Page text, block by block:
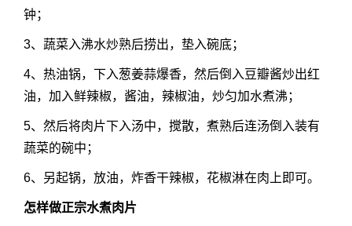
钟；
3、蔬菜入沸水炒熟后捞出，垫入碗底；
4、热油锅，下入葱姜蒜爆香，然后倒入豆瓣酱炒出红
油，加入鲜辣椒，酱油，辣椒油，炒匀加水煮沸；
5、然后将肉片下入汤中，搅散，煮熟后连汤倒入装有
蔬菜的碗中；
6、另起锅，放油，炸香干辣椒，花椒淋在肉上即可。
怎样做正宗水煮肉片